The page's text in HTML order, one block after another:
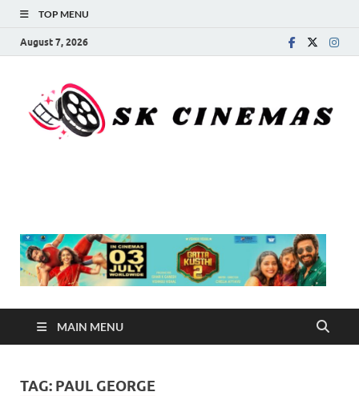
TOP MENU
August 7, 2026
MAIN MENU
TAG: PAUL GEORGE